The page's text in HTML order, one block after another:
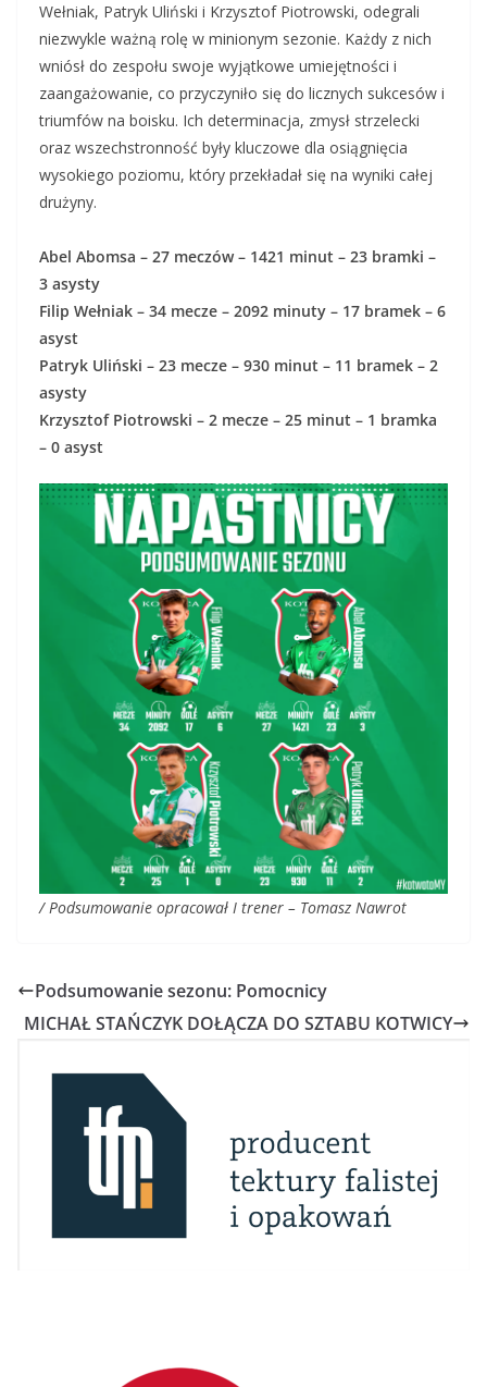
Wełniak, Patryk Uliński i Krzysztof Piotrowski, odegrali
niezwykle ważną rolę w minionym sezonie. Każdy z nich
wniósł do zespołu swoje wyjątkowe umiejętności i
zaangażowanie, co przyczyniło się do licznych sukcesów i
triumfów na boisku. Ich determinacja, zmysł strzelecki
oraz wszechstronność były kluczowe dla osiągnięcia
wysokiego poziomu, który przekładał się na wyniki całej
drużyny.
Abel Abomsa – 27 meczów – 1421 minut – 23 bramki –
3 asysty
Filip Wełniak – 34 mecze – 2092 minuty – 17 bramek – 6
asyst
Patryk Uliński – 23 mecze – 930 minut – 11 bramek – 2
asysty
Krzysztof Piotrowski – 2 mecze – 25 minut – 1 bramka
– 0 asyst
/ Podsumowanie opracował I trener – Tomasz Nawrot
Podsumowanie sezonu: Pomocnicy
MICHAŁ STAŃCZYK DOŁĄCZA DO SZTABU KOTWICY